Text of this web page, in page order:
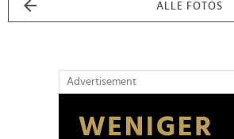
ALLE FOTOS
Advertisement